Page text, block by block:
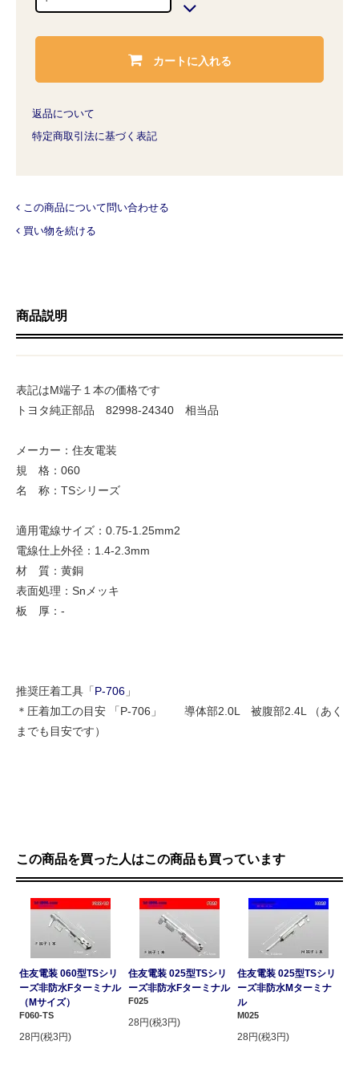
カートに入れる
返品について
特定商取引法に基づく表記
この商品について問い合わせる
買い物を続ける
商品説明
表記はM端子１本の価格です
トヨタ純正部品 82998-24340 相当品
メーカー：住友電装
規 格：060
名 称：TSシリーズ
適用電線サイズ：0.75-1.25mm2
電線仕上外径：1.4-2.3mm
材 質：黄銅
表面処理：Snメッキ
板 厚：-
推奨圧着工具「P-706 」
＊圧着加工の目安 「P-706」 導体部2.0L 被腹部2.4L （あく
までも目安です）
この商品を買った人はこの商品も買っています
住友電装 060型TSシリ
ーズ非防水Fターミナル
（Mサイズ）
F060-TS
28円(税3円)
住友電装 025型TSシリ
ーズ非防水Fターミナル
F025
28円(税3円)
住友電装 025型TSシリ
ーズ非防水Mターミナ
ル
M025
28円(税3円)